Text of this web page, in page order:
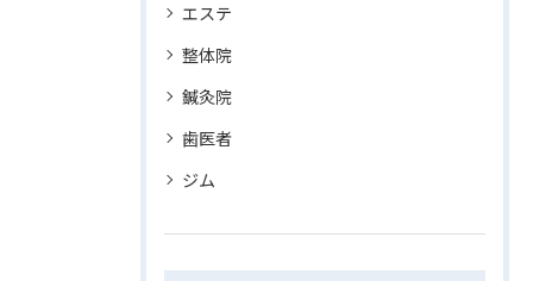
エステ
整体院
鍼灸院
歯医者
ジム